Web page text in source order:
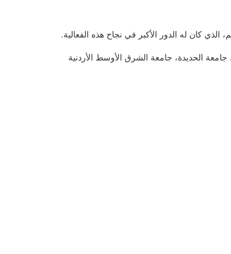
الذي كان له الدور الأكبر في نجاح هذه الفعالية.
الحديدة، جامعة الشرق الأوسط الأردنية